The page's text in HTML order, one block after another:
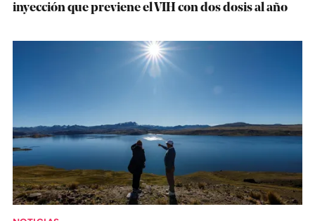
inyección que previene el VIH con dos dosis al año